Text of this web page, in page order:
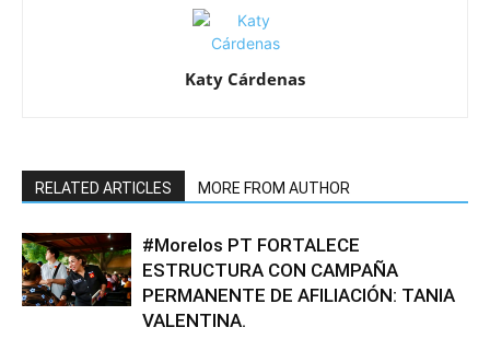
Katy Cárdenas
RELATED ARTICLES MORE FROM AUTHOR
#Morelos PT FORTALECE
ESTRUCTURA CON CAMPAÑA
PERMANENTE DE AFILIACIÓN: TANIA
VALENTINA.